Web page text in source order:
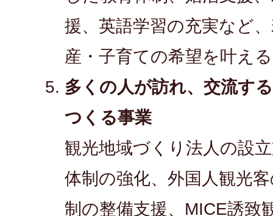
援、英語学習の充実など
産・子育ての希望を叶え
多くの人が訪れ、交流す
つくる事業
観光地域づくり法人の設
体制の強化、外国人観光
制の整備支援、MICE誘致